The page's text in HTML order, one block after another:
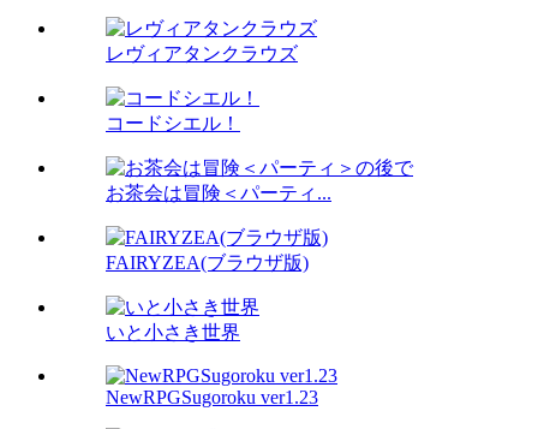
レヴィアタンクラウズ
コードシエル！
お茶会は冒険＜パーティ...
FAIRYZEA(ブラウザ版)
いと小さき世界
NewRPGSugoroku ver1.23